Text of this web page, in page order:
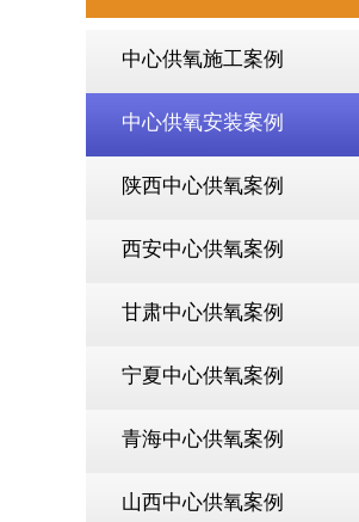
中心供氧施工案例
中心供氧安装案例
陕西中心供氧案例
西安中心供氧案例
甘肃中心供氧案例
宁夏中心供氧案例
青海中心供氧案例
山西中心供氧案例